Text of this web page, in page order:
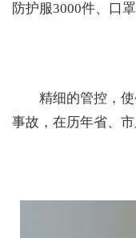
防护服3000件、口
精细的管控，使
事故，在历年省、